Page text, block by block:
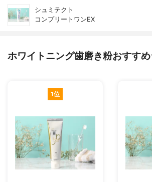
シュミテクト
コンプリートワンEX
ホワイトニング歯磨き粉おすす
1位